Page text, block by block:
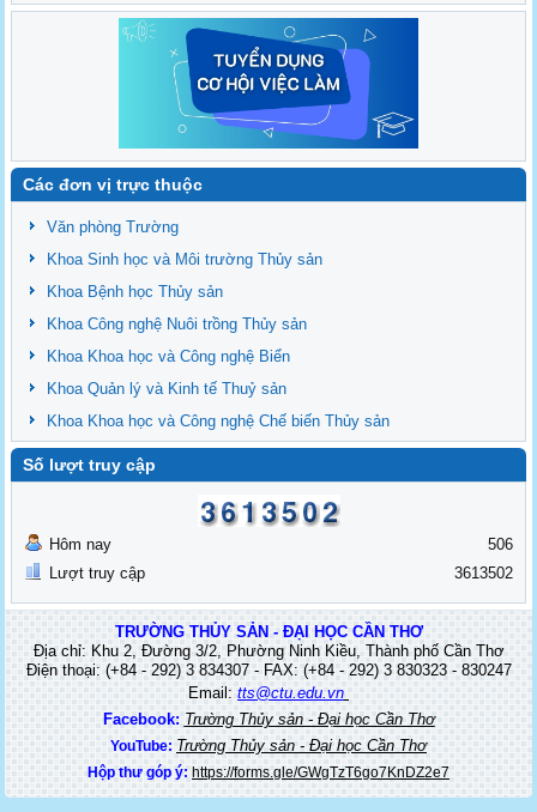
Các đơn vị trực thuộc
Văn phòng Trường
Khoa Sinh học và Môi trường Thủy sản
Khoa Bệnh học Thủy sản
Khoa Công nghệ Nuôi trồng Thủy sản
Khoa Khoa học và Công nghệ Biển
Khoa Quản lý và Kinh tế Thuỷ sản
Khoa Khoa học và Công nghệ Chế biến Thủy sản
Số lượt truy cập
Hôm nay
Lượt truy cập
506
3613502
TRƯỜNG THỦY SẢN - ĐẠI HỌC CẦN THƠ
Địa chỉ: Khu 2, Đường 3/2, Phường Ninh Kiều, Thành phố Cần Thơ
Điện thoại: (+84 - 292) 3 834307 - FAX: (+84 - 292) 3 830323 - 830247
Email: tts@ctu.edu.vn
Facebook: Trường Thủy sản - Đại học Cần Thơ
YouTube: Trường Thủy sản - Đại học Cần Thơ
Hộp thư góp ý: https://forms.gle/GWgTzT6go7KnDZ2e7